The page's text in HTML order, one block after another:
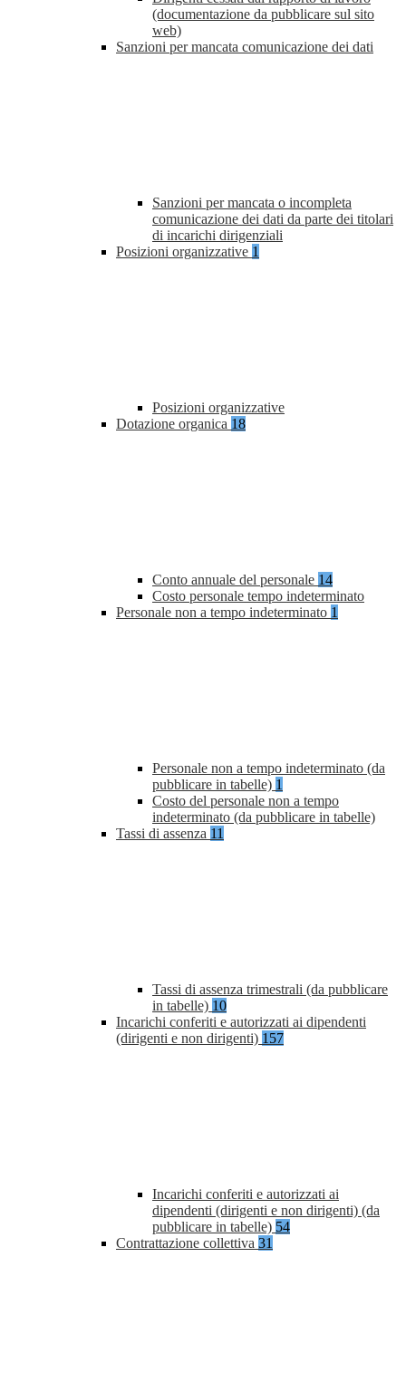
(documentazione da pubblicare sul sito
web)
Sanzioni per mancata comunicazione dei dati
Sanzioni per mancata o incompleta
comunicazione dei dati da parte dei titolari
di incarichi dirigenziali
Posizioni organizzative 1
Posizioni organizzative
Dotazione organica 18
Conto annuale del personale 14
Costo personale tempo indeterminato
Personale non a tempo indeterminato 1
Personale non a tempo indeterminato (da
pubblicare in tabelle) 1
Costo del personale non a tempo
indeterminato (da pubblicare in tabelle)
Tassi di assenza 11
Tassi di assenza trimestrali (da pubblicare
in tabelle) 10
Incarichi conferiti e autorizzati ai dipendenti
(dirigenti e non dirigenti) 157
Incarichi conferiti e autorizzati ai
dipendenti (dirigenti e non dirigenti) (da
pubblicare in tabelle) 54
Contrattazione collettiva 31